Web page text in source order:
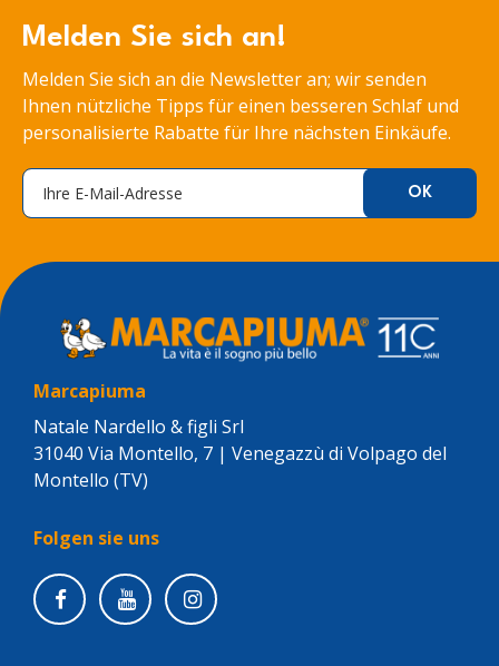
Melden Sie sich an!
Melden Sie sich an die Newsletter an; wir senden
Ihnen nützliche Tipps für einen besseren Schlaf und
personalisierte Rabatte für Ihre nächsten Einkäufe.
Marcapiuma
Natale Nardello & figli Srl
31040 Via Montello, 7 | Venegazzù di Volpago del
Montello (TV)
Folgen sie uns